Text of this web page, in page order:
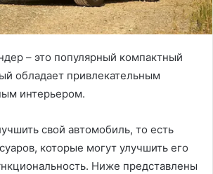
– это популярный компактный
обладает привлекательным
интерьером.
свой автомобиль, то есть
которые могут улучшить его
Ниже представлены